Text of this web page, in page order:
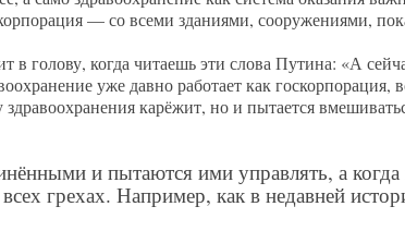
— со всеми зданиями, сооружениями,
в голову, когда читаешь эти слова Путина: «А
уже давно работает как госкорпорация,
карёжит, но и пытается
и пытаются ими управлять, а
грехах. Например, как в недавней